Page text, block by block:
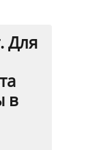
Для
в